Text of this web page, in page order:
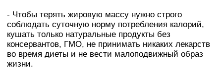
- Чтобы терять жировую массу нужно строго
соблюдать суточную норму потребления калорий,
кушать только натуральные продукты без
консервантов, ГМО, не принимать никаких лекарств
во время диеты и не вести малоподвижный образ
жизни.